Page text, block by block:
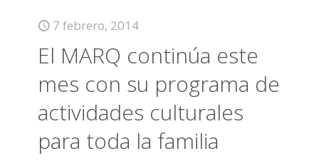
7 febrero, 2014
El MARQ continúa este
mes con su programa de
actividades culturales
para toda la familia